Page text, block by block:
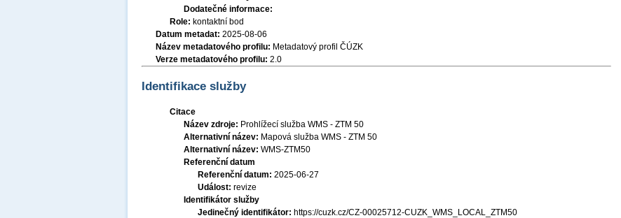
Dodatečné informace:
Role: kontaktní bod
Datum metadat: 2025-08-06
Název metadatového profilu: Metadatový profil ČÚZK
Verze metadatového profilu: 2.0
Identifikace služby
Citace
Název zdroje: Prohlížecí služba WMS - ZTM 50
Alternativní název: Mapová služba WMS - ZTM 50
Alternativní název: WMS-ZTM50
Referenční datum
Referenční datum: 2025-06-27
Událost: revize
Identifikátor služby
Jedinečný identifikátor: https://cuzk.cz/CZ-00025712-CUZK_WMS_LOCAL_ZTM50